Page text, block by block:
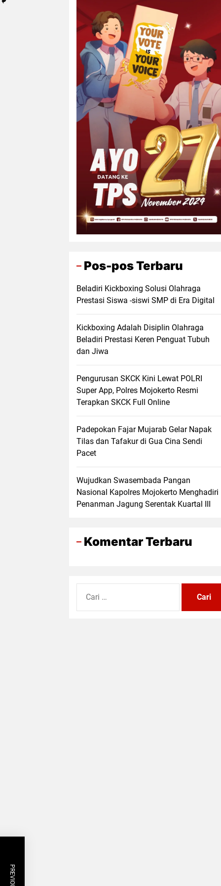
Pos-pos Terbaru
Beladiri Kickboxing Solusi Olahraga
Prestasi Siswa -siswi SMP di Era Digital
Kickboxing Adalah Disiplin Olahraga
Beladiri Prestasi Keren Penguat Tubuh
dan Jiwa
Pengurusan SKCK Kini Lewat POLRI
Super App, Polres Mojokerto Resmi
Terapkan SKCK Full Online
Padepokan Fajar Mujarab Gelar Napak
Tilas dan Tafakur di Gua Cina Sendi
Pacet
Wujudkan Swasembada Pangan
Nasional Kapolres Mojokerto Menghadiri
Penanman Jagung Serentak Kuartal III
Komentar Terbaru
untuk: